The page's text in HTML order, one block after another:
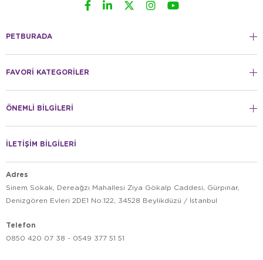
PETBURADA
FAVORİ KATEGORİLER
ÖNEMLİ BİLGİLERİ
İLETİŞİM BİLGİLERİ
Adres
Sinem Sokak, Dereağzı Mahallesi Ziya Gökalp Caddesi, Gürpınar,
Denizgören Evleri 2DE1 No:122, 34528 Beylikdüzü / İstanbul
Telefon
0850 420 07 38 - 0549 377 51 51